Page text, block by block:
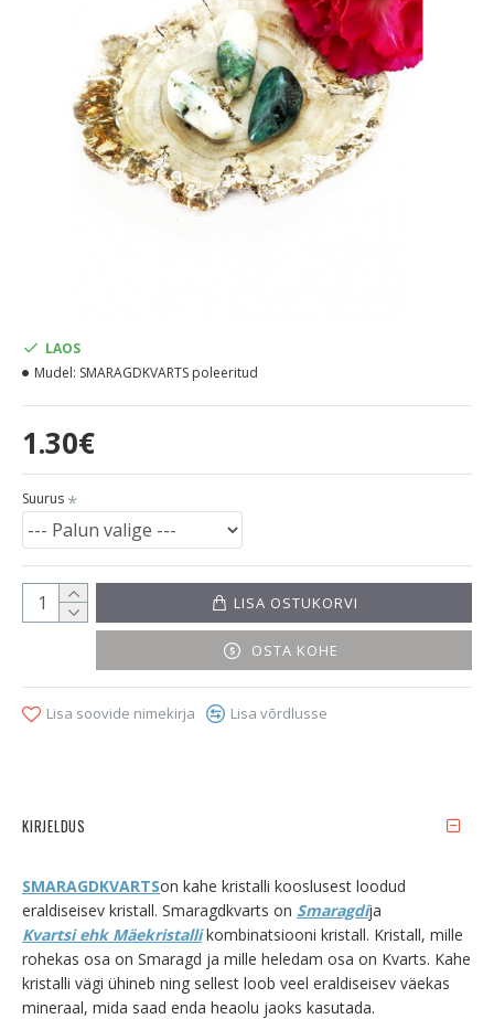
1.30€
LAOS
Mudel: SMARAGDKVARTS poleeritud
Suurus
LISA OSTUKORVI
OSTA KOHE
Lisa soovide nimekirja Lisa võrdlusse
KIRJELDUS
SMARAGDKVARTSon kahe kristalli kooslusest loodud
eraldiseisev kristall. Smaragdkvarts on Smaragdija
Kvartsi ehk Mäekristallikombinatsiooni kristall. Kristall, mille
rohekas osa on Smaragd ja mille heledam osa on Kvarts. Kahe
kristalli vägi ühineb ning sellest loob veel eraldiseisev väekas
mineraal, mida saad enda heaolu jaoks kasutada.